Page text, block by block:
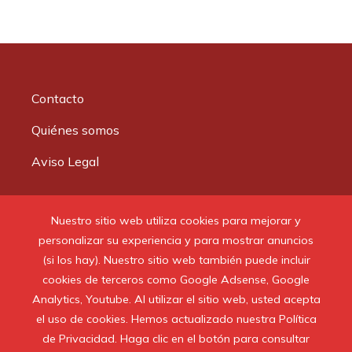
Nuestro sitio web utiliza cookies para mejorar y
personalizar su experiencia y para mostrar anuncios
(si los hay). Nuestro sitio web también puede incluir
cookies de terceros como Google Adsense, Google
Analytics, Youtube. Al utilizar el sitio web, usted acepta
el uso de cookies. Hemos actualizado nuestra Política
de Privacidad. Haga clic en el botón para consultar
Contacto
Quiénes somos
Aviso Legal
© 2020 Todos los derechos reservados.